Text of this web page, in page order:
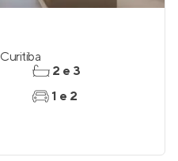
Curitiba
2 e 3
1 e 2